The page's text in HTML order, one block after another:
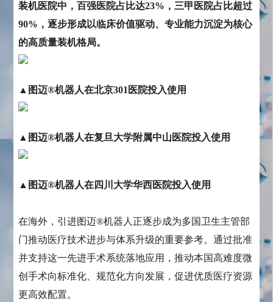
装机医院中，百强医院占比达23%，三甲医院占比超过
90%，逐步形成以临床价值驱动、专业能力沉淀为核心
的高质量装机格局。
▲图迈®机器人在北京301医院投入使用
▲图迈®机器人在复旦大学附属中山医院投入使用
▲图迈®机器人在四川大学华西医院投入使用
在海外，引进图迈®机器人正逐步成为多国卫生主管部
门推动医疗技术进步与体系升级的重要参考。通过批准
并支持这一先进手术系统落地应用，推动本国高难度微
创手术向标准化、规范化方向发展，促进优质医疗资源
更高效配置。